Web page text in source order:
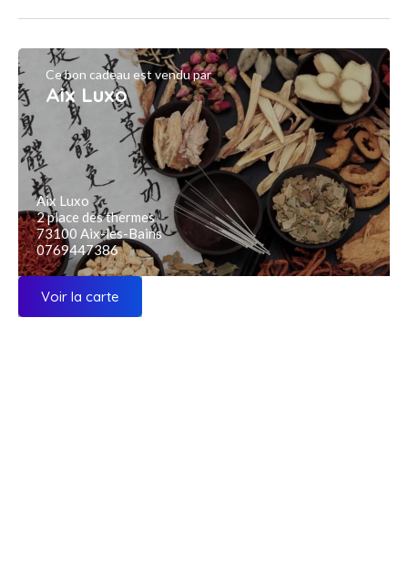
Ce bon cadeau est vendu par
Aix Luxo
Aix Luxo
2 place des thermes
73100 Aix-les-Bains
0769447386
Voir la carte